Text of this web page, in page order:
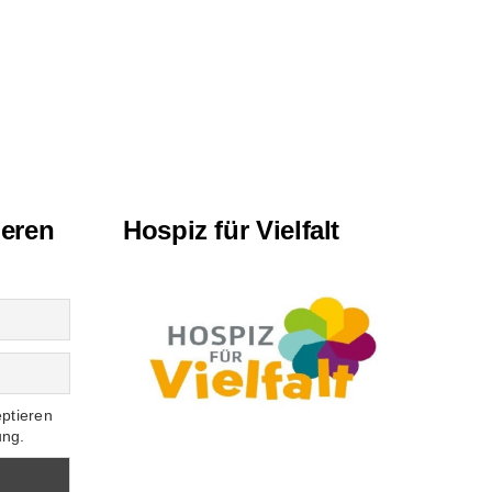
Hospiz für Vielfalt